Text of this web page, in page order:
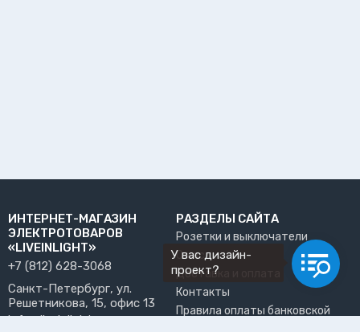
ИНТЕРНЕТ-МАГАЗИН
ЭЛЕКТРОТОВАРОВ
«LIVEINLIGHT»
+7 (812) 628-3068
Санкт-Петербург, ул.
Решетникова, 15, офис 13
info@liveinlight.ru
РАЗДЕЛЫ САЙТА
Розетки и выключатели
О нас
Доставка и оплата
Контакты
Правила оплаты банковской
У вас дизайн-
проект?